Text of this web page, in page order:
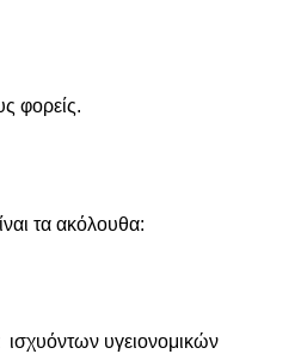
φορείς.
τα ακόλουθα:
υγειονομικών